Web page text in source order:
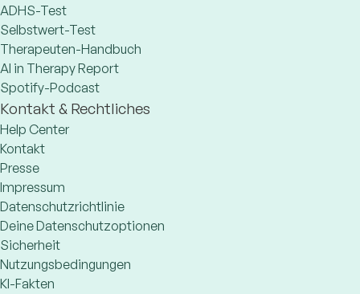
ADHS-Test
Selbstwert-Test
Therapeuten-Handbuch
AI in Therapy Report
Spotify-Podcast
Kontakt & Rechtliches
Help Center
Kontakt
Presse
Impressum
Datenschutzrichtlinie
Deine Datenschutzoptionen
Sicherheit
Nutzungsbedingungen
KI-Fakten